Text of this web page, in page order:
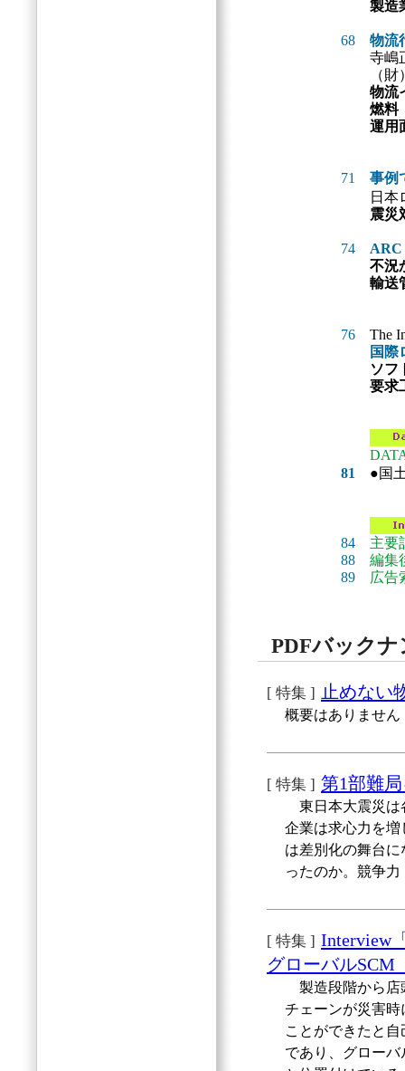
製造
68
物流
寺
（
物流
燃料
運用
71
事例
日
震災
74
ARC
不況
輸送
76
The
国際
ソフ
要求
81
●国
84
主要
88
編集
89
広告
PDFバックナ
[ 特集 ] 止めない
概要はありません
[ 特集 ] 第1部難
東日本大震災は
企業は求心力を
は差別化の舞台
ったのか。競争
[ 特集 ] Interview
グローバル
製造段階から店
チェーンが災害
ことができたと
であり、グロー